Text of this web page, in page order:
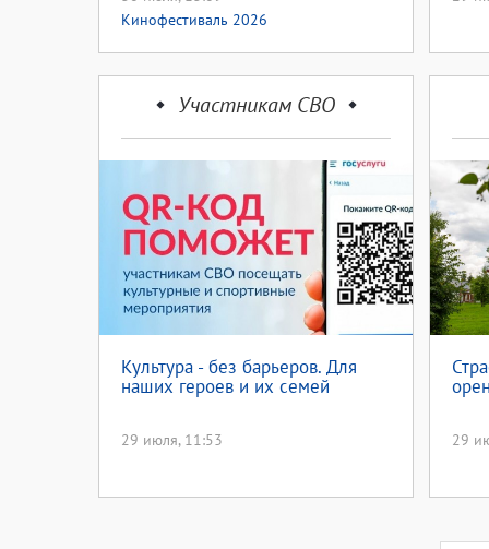
Кинофестиваль 2026
Участникам СВО
Культура - без барьеров. Для
наших героев и их семей
29 июля, 11:53 29